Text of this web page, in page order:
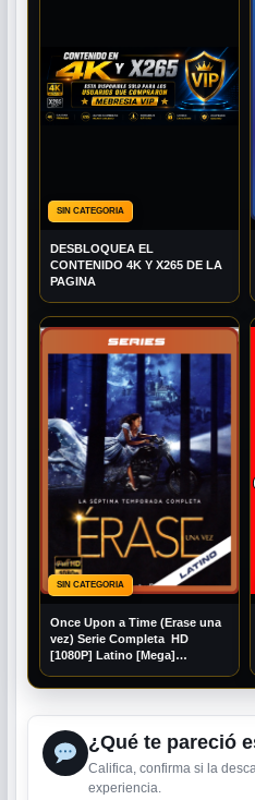
SIN CATEGORIA
DESBLOQUEA EL
CONTENIDO 4K Y X265 DE LA
PAGINA
SIN CATEGORIA
Once Upon a Time (Erase una
vez) Serie Completa HD
[1080P] Latino [Mega]
¿Qué te pareció
Califica, confirma si la
experiencia.